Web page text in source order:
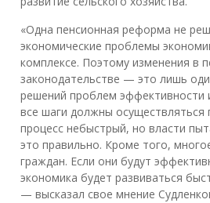
«Одна пенсионная реформа не
экономические проблемы
комплексе. Поэтому изменения в
законодательстве — это лишь
решений проблем эффективности
все шаги должны осуществляться
процесс небыстрый, но власти
это правильно. Кроме того,
граждан. Если они будут
экономика будет развиваться
— высказал свое мнение